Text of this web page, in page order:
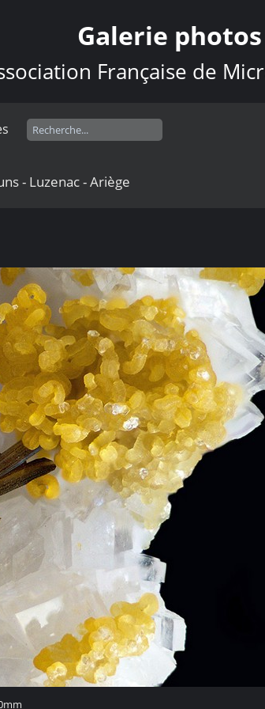
Galerie photos
Française de
- Luzenac - Ariège